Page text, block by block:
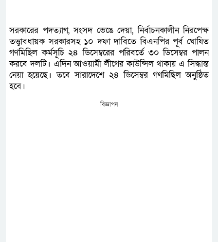
সরকারের পদত্যাগ, সংসদ ভেঙে দেয়া, নির্বাচনকালীন নিরপেক্ষ
তত্ত্বাবধায়ক সরকারসহ ১০ দফা দাবিতে বিএনপির পূর্ব ঘোষিত
গণমিছিল কর্মসূচি ২৪ ডিসেম্বরের পরিবর্তে ৩০ ডিসেম্বর পালন
করবে দলটি। এদিন আওয়ামী লীগের কাউন্সিল থাকায় এ সিদ্ধান্ত
নেয়া হয়েছে। তবে সারাদেশে ২৪ ডিসেম্বর গণমিছিল অনুষ্ঠিত
হবে।
বিজ্ঞাপন